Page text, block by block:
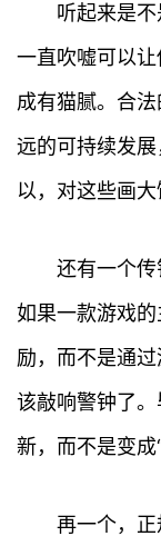
听起来是
一直吹嘘可以让
成有猫腻。合
远的可持续发
以，对这些画大
还有一个传
如果一款游戏
励，而不是通
该敲响警钟了
新，而不是变成
再一个，